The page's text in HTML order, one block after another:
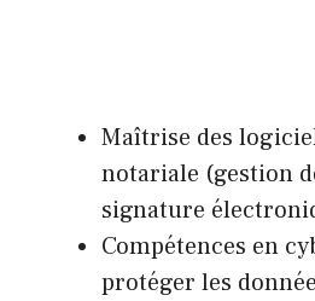
Maîtrise des
notariale (gestion
signature
Compétences en
protéger les